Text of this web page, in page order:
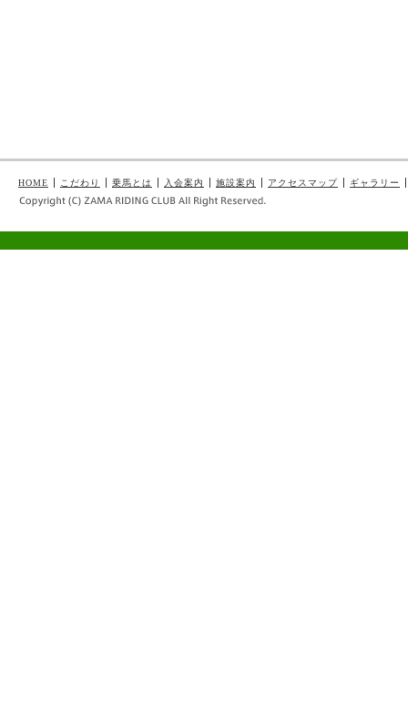
HOME こだわり 乗馬とは 入会案内 施設案内 アクセスマップ ギャラリー